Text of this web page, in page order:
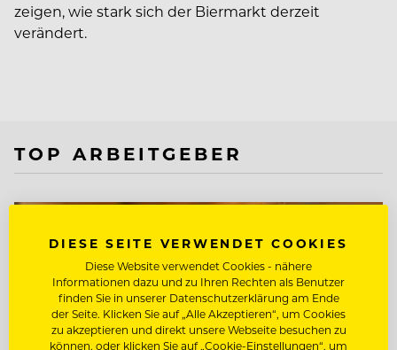
zeigen, wie stark sich der Biermarkt derzeit
verändert.
TOP ARBEITGEBER
DIESE SEITE VERWENDET COOKIES
Diese Website verwendet Cookies - nähere
Informationen dazu und zu Ihren Rechten als Benutzer
finden Sie in unserer Datenschutzerklärung am Ende
der Seite. Klicken Sie auf „Alle Akzeptieren“, um Cookies
zu akzeptieren und direkt unsere Webseite besuchen zu
können, oder klicken Sie auf „Cookie-Einstellungen“, um